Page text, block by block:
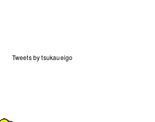
Tweets by tsukaueigo